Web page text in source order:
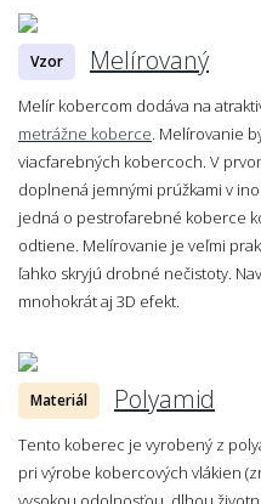
Vzor Melírovaný
Melír kobercom dodáva na
metrážne koberce . Melírovanie
viacfarebných kobercoch. V
doplnená jemnými prúžkami v
jedná o pestrofarebné koberce
odtiene. Melírovanie je veľmi
ľahko skryjú drobné nečistoty.
mnohokrát aj 3D efekt.
Materiál Polyamid
Tento koberec je vyrobený z
pri výrobe kobercových vlákien